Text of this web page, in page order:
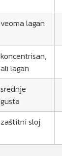
veoma lagan
koncentrisan,
ali lagan
srednje
gusta
zaštitni sloj